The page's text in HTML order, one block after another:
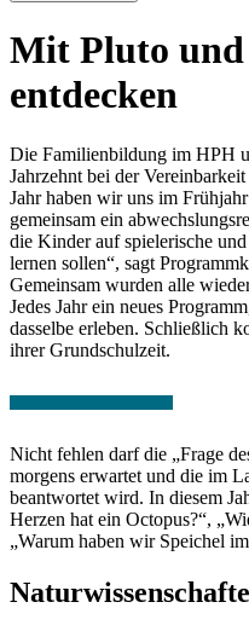
Mit Pluto und
entdecken
Die Familienbildung im HPH
Jahrzehnt bei der
Jahr haben wir uns im
gemeinsam ein
die Kinder auf spielerische
lernen sollen“, sagt
Gemeinsam wurden alle
Jedes Jahr ein neues
dasselbe erleben. Schließlich
ihrer Grundschulzeit.
Nicht fehlen darf die „Frage
morgens erwartet und die im
beantwortet wird. In diesem
Herzen hat ein Octopus?“,
„Warum haben wir Speichel